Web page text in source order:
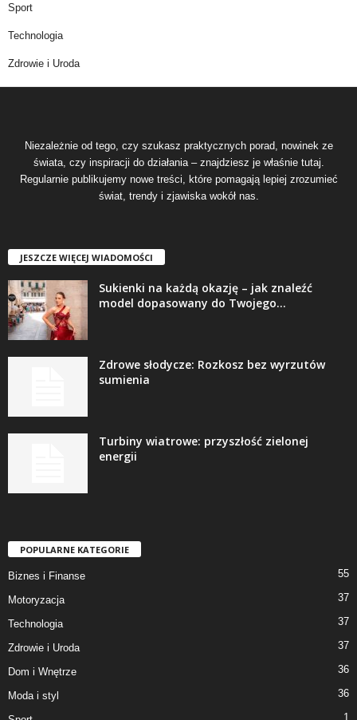
Sport
Technologia
Zdrowie i Uroda
Niezależnie od tego, czy szukasz praktycznych porad, nowinek ze
świata, czy inspiracji do działania – znajdziesz je właśnie tutaj.
Regularnie publikujemy nowe treści, które pomagają lepiej zrozumieć
świat, trendy i zjawiska wokół nas.
JESZCZE WIĘCEJ WIADOMOŚCI
Sukienki na każdą okazję – jak znaleźć
model dopasowany do Twojego...
Zdrowe słodycze: Rozkosz bez wyrzutów
sumienia
Turbiny wiatrowe: przyszłość zielonej
energii
POPULARNE KATEGORIE
Biznes i Finanse 55
Motoryzacja 37
Technologia 37
Zdrowie i Uroda 37
Dom i Wnętrze 36
Moda i styl 36
1